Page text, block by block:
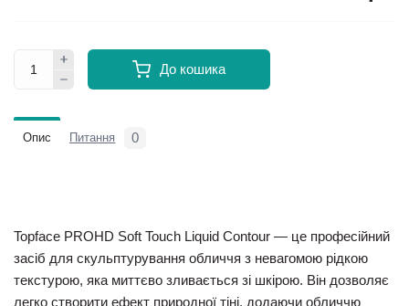
До кошика
Опис Питання 0
Topface PROHD Soft Touch Liquid Contour — це професійний
засіб для скульптурування обличчя з невагомою рідкою
текстурою, яка миттєво зливається зі шкірою. Він дозволяє
легко створити ефект природної тіні, додаючи обличчю